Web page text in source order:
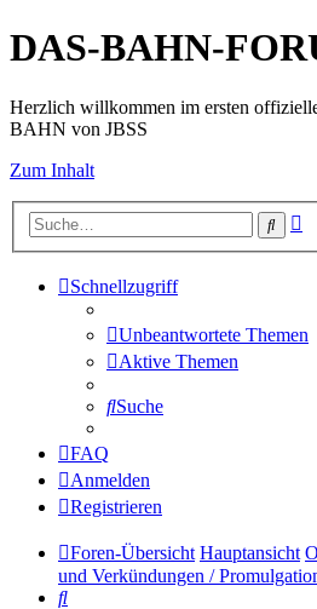
DAS-BAHN-
Herzlich willkommen im ersten
BAHN von JBSS
Zum Inhalt
Suche
Schnellzugriff
Unbeantwortete Themen
Aktive Themen
Suche
FAQ
Anmelden
Registrieren
Foren-Übersicht Hauptansicht
und Verkündungen /
Suche